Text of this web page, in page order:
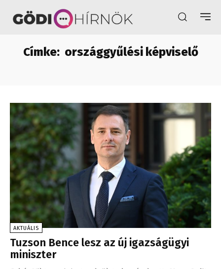
Címke: országgyűlési képviselő
AKTUÁLIS
​Tuzson Bence lesz az új igazságügyi
miniszter